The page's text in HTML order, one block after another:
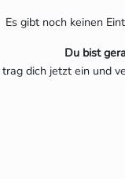
Es gibt noch keinen
Du bist
dich jetzt ein und